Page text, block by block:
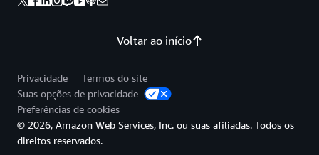
Voltar ao início
Privacidade
Termos do site
Suas opções de privacidade
Preferências de cookies
© 2026, Amazon Web Services, Inc. ou suas afiliadas. Todos os
direitos reservados.